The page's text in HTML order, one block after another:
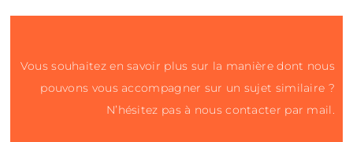
Vous souhaitez en savoir plus sur la manière dont nous
pouvons vous accompagner sur un sujet similaire ?
N’hésitez pas à nous contacter par mail.